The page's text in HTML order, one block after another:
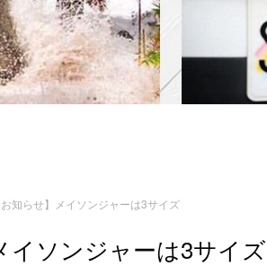
お知らせ】メイソンジャーは3サイズ
イソンジャーは3サイズ